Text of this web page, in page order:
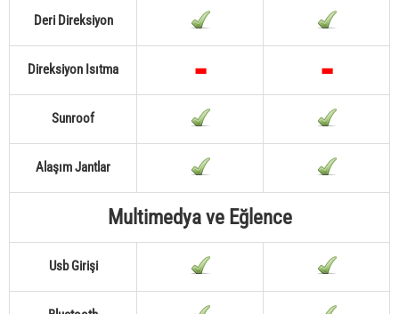
Deri Direksiyon
Direksiyon Isıtma
Sunroof
Alaşım Jantlar
Multimedya ve Eğlence
Usb Girişi